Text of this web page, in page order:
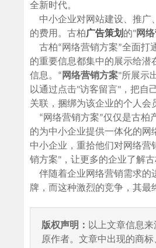
全新时代。
中小企业对网站建设、推广
的费用。古柏广告策划 的"网
古柏“网络营销方案”全面打
的重要信息都集中的展示给潜
信息。“ 网络营销方案"所展示
以通过点击"访客留言"，把自
关联，捆绑为该企业的个人会
“网络营销方案”仅仅是古柏
的为中小企业提供一体化的网
中小企业，重拾他们对网络营
销方案"，让更多的企业了解
伴随着企业网络营销需求的
牌，而这种激烈的竞争，其最
版权声明： 以上文章信息
原作者。文章中出现的商